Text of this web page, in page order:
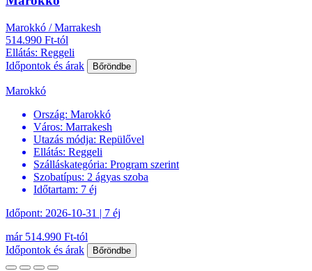
Marokkó / Marrakesh
514.990 Ft-tól
Ellátás: Reggeli
Időpontok és árak
Bőröndbe
Marokkó
Ország: Marokkó
Város: Marrakesh
Utazás módja: Repülővel
Ellátás: Reggeli
Szálláskategória: Program szerint
Szobatípus: 2 ágyas szoba
Időtartam: 7 éj
Időpont: 2026-10-31 | 7 éj
már 514.990 Ft-tól
Időpontok és árak
Bőröndbe